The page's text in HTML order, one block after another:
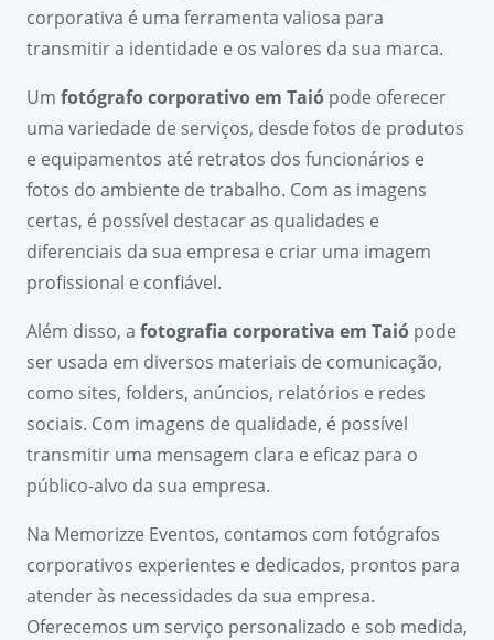
corporativa é uma ferramenta valiosa para
transmitir a identidade e os valores da sua marca.
Um fotógrafo corporativo em Taió pode oferecer
uma variedade de serviços, desde fotos de produtos
e equipamentos até retratos dos funcionários e
fotos do ambiente de trabalho. Com as imagens
certas, é possível destacar as qualidades e
diferenciais da sua empresa e criar uma imagem
profissional e confiável.
Além disso, a fotografia corporativa em Taió pode
ser usada em diversos materiais de comunicação,
como sites, folders, anúncios, relatórios e redes
sociais. Com imagens de qualidade, é possível
transmitir uma mensagem clara e eficaz para o
público-alvo da sua empresa.
Na Memorizze Eventos, contamos com fotógrafos
corporativos experientes e dedicados, prontos para
atender às necessidades da sua empresa.
Oferecemos um serviço personalizado e sob medida,